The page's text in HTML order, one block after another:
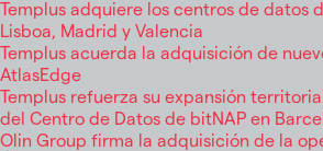
Templus adquiere los centros de datos
Lisboa, Madrid y Valencia
Templus acuerda la adquisición de
AtlasEdge
Templus refuerza su expansión
del Centro de Datos de bitNAP en
Olin Group firma la adquisición de la